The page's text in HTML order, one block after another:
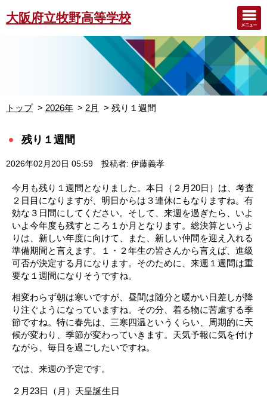
大阪府立牧野高等学校
トップ 2026年 2月 残り１週間
残り１週間
2026年02月20日 05:59 投稿者: 伊藤義孝
今月も残り１週間となりました。本日（２月20日）は、考査
２日目になりますが、明日からは３連休にもなりますね。有
効な３日間にしてください。そして、来週を過ぎたら、いよ
いよ今年度も残すところ１か月となります。総決算というよ
りは、新しい年度に向けて、また、新しい仲間を迎え入れる
準備期間と言えます。１・２年生の皆さんから言えば、進級
可否が決定する月になります。そのために、来週１週間は重
要な１週間になりそうですね。
相変わらず朝は寒いですが、昼間は随分と暖かい日差しが降
り注ぐようになっていますね。その分、着る物に苦慮する季
節ですね。特に春先は、三寒四温というくらい、周期的に天
候が変わり、季節が変わっていきます。天気予報に気を付け
ながら、毎日を過ごしたいですね。
では、来週の予定です。
２月23日（月）天皇誕生日